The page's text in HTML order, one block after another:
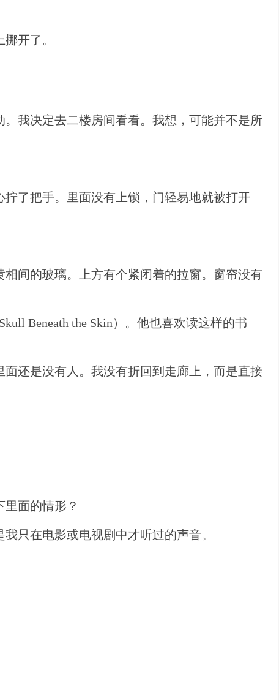
开了。
我决定去二楼房间看看。我想，可能并不是所
了把手。里面没有上锁，门轻易地就被打开
间的玻璃。上方有个紧闭着的拉窗。窗帘没有
Beneath the Skin）。他也喜欢读这样的书
还是没有人。我没有折回到走廊上，而是直接
面的情形？
只在电影或电视剧中才听过的声音。